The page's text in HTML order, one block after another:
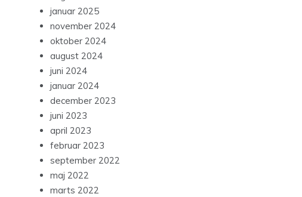
januar 2025
november 2024
oktober 2024
august 2024
juni 2024
januar 2024
december 2023
juni 2023
april 2023
februar 2023
september 2022
maj 2022
marts 2022